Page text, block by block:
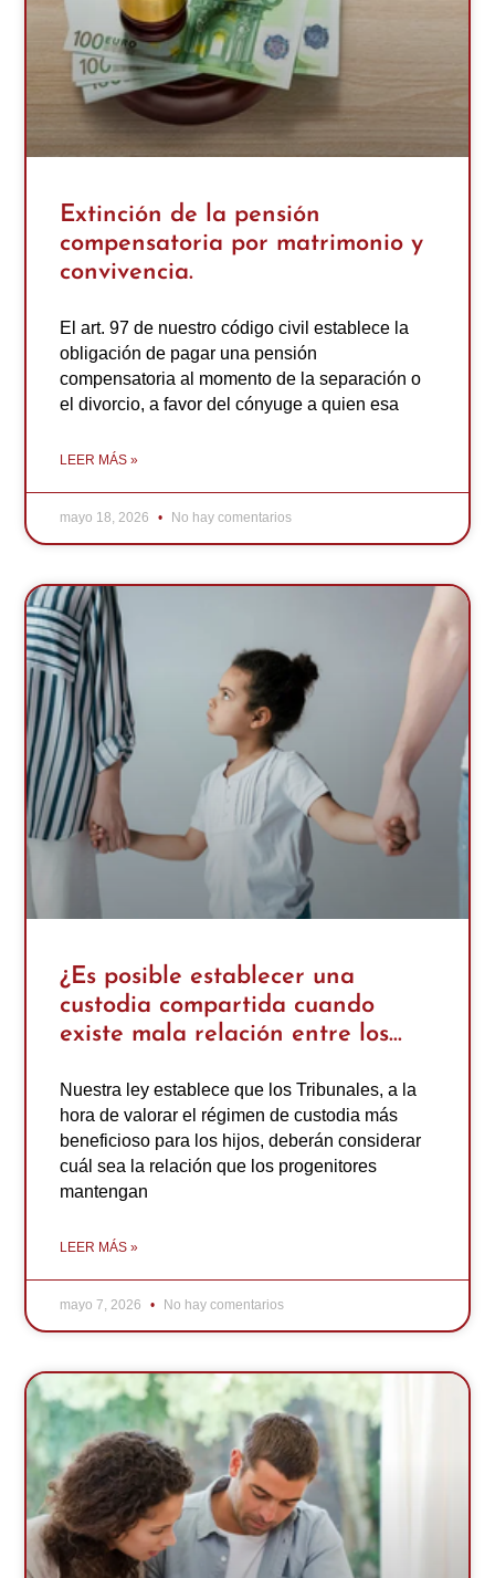
Extinción de la pensión
compensatoria por matrimonio y
convivencia.
El art. 97 de nuestro código civil establece la
obligación de pagar una pensión
compensatoria al momento de la separación o
el divorcio, a favor del cónyuge a quien esa
LEER MÁS »
mayo 18, 2026 No hay comentarios
¿Es posible establecer una
custodia compartida cuando
existe mala relación entre los
Nuestra ley establece que los Tribunales, a la
hora de valorar el régimen de custodia más
beneficioso para los hijos, deberán considerar
cuál sea la relación que los progenitores
mantengan
LEER MÁS »
mayo 7, 2026 No hay comentarios